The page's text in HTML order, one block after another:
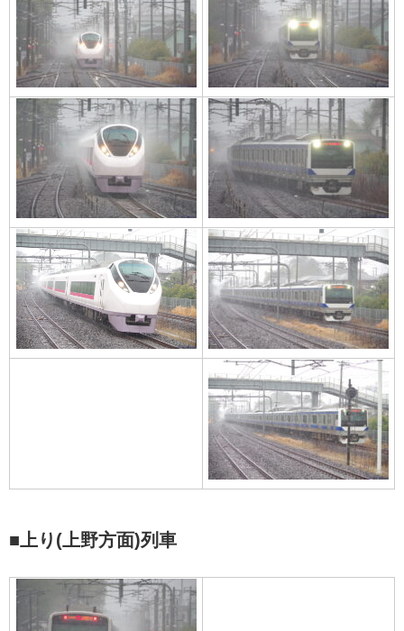
■上り(上野方面)列車